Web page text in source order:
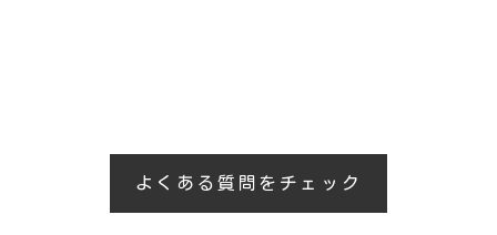
よくある質問をチェック